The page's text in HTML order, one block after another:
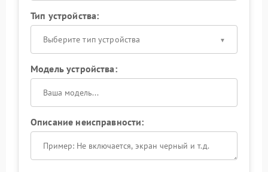
Тип устройства:
Выберите тип устройства
Модель устройства:
Описание неисправности: